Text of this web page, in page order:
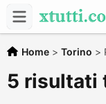
Home > Torino >
5 risultati